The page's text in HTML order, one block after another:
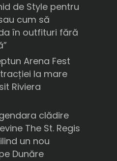
de Style pentru
cum să
în outfituri fără
Arena Fest
la mare
Riviera
clădire
The St. Regis
un nou
Dunăre